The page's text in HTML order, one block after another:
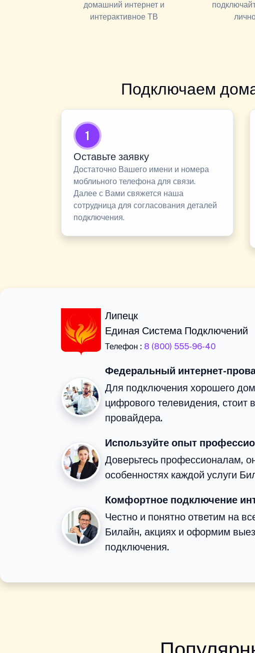
домашний интернет и
интерактивное ТВ
Подключаем
1
Оставьте заявку
Достаточно Вашего имени и номера
моблиьного телефона для связи.
Далее с Вами свяжется наша
сотрудница для согласования деталей
подключения.
Липецк
Единая Система Подключений
Телефон : 8 (800) 555-96-40
Федеральный интернет-
Для подключения хорошего
цифрового телевидения, стоит
провайдера.
Используйте опыт
Доверьтесь профессионалам,
особенностях каждой услуги
Комфортное подключение
Честно и понятно ответим на
Билайн, акциях и оформим
подключения.